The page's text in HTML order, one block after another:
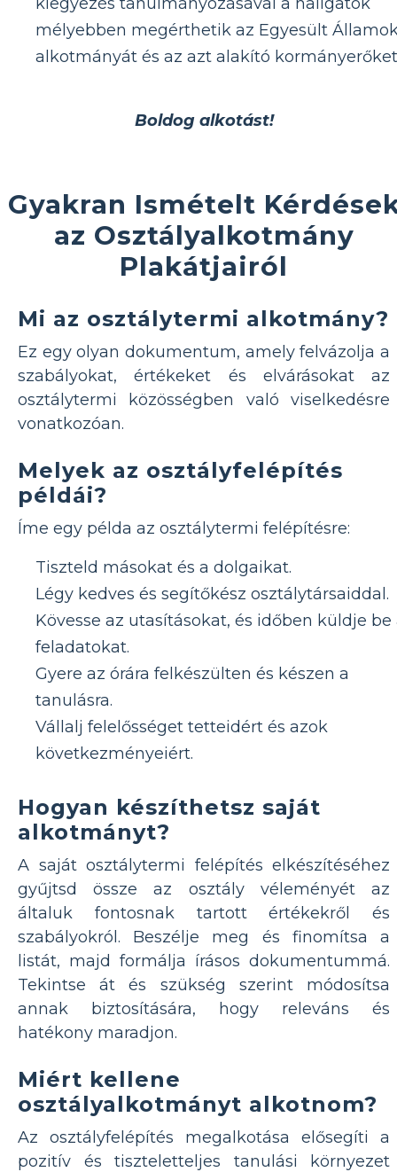
mélyebben megérthetik az Egyesült
alkotmányát és az azt alakító
Boldog alkotást!
Gyakran Ismételt
az Osztályalkotmány
Plakátjairól
Mi az osztálytermi alkotmány?
Ez egy olyan dokumentum, amely felvázolja a
szabályokat, értékeket és elvárásokat az
osztálytermi közösségben való viselkedésre
vonatkozóan.
Melyek az osztályfelépítés
példái?
Íme egy példa az osztálytermi felépítésre:
Tiszteld másokat és a dolgaikat.
Légy kedves és segítőkész osztálytársaiddal.
Kövesse az utasításokat, és időben küldje be
feladatokat.
Gyere az órára felkészülten és készen a
tanulásra.
Vállalj felelősséget tetteidért és azok
következményeiért.
Hogyan készíthetsz saját
alkotmányt?
A saját osztálytermi felépítés elkészítéséhez
gyűjtsd össze az osztály véleményét az
általuk fontosnak tartott értékekről és
szabályokról. Beszélje meg és finomítsa a
listát, majd formálja írásos dokumentummá.
Tekintse át és szükség szerint módosítsa
annak biztosítására, hogy releváns és
hatékony maradjon.
Miért kellene
osztályalkotmányt alkotnom?
Az osztályfelépítés megalkotása elősegíti a
pozitív és tiszteletteljes tanulási környezet